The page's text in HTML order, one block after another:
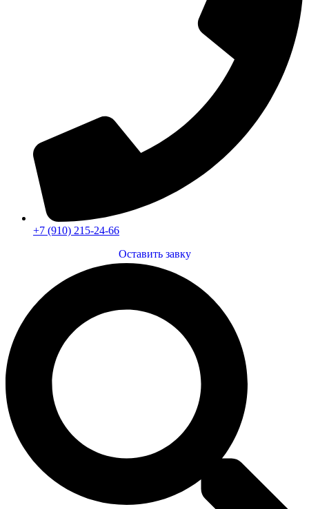
+7 (910) 215-24-66
Оставить завку